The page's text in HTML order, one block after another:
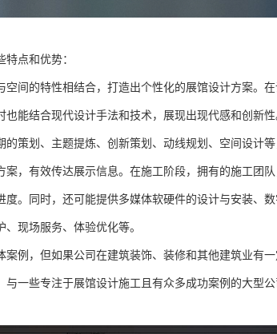
点和优势：
间的特性相结合，打造出个性化的展馆设计方案。
能结合现代设计手法和技术，展现出现代感和创新性
策划、主题提炼、创新策划、动线规划、空间设计
，有效传达展示信息。在施工阶段，拥有的施工团
。同时，还可能提供多媒体软硬件的设计与安装、
现场服务、体验优化等。
例，但如果公司在建筑装饰、装修和其他建筑业有
一些专注于展馆设计施工且有众多成功案例的大型公